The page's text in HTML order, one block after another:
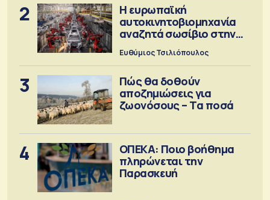
2
Η ευρωπαϊκή
αυτοκινητοβιομηχανία
αναζητά σωσίβιο στην
Κίνα
Ευθύμιος Τσιλιόπουλος
3
Πώς θα δοθούν
αποζημιώσεις για
ζωονόσους – Τα ποσά
4
ΟΠΕΚΑ: Ποιο βοήθημα
πληρώνεται την
Παρασκευή